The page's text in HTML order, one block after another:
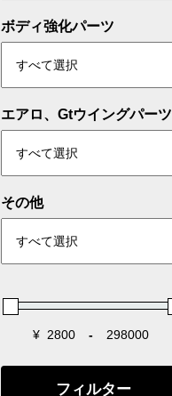
ボディ強化パーツ
エアロ、Gtウイングパーツ
その他
¥ -
フィルター